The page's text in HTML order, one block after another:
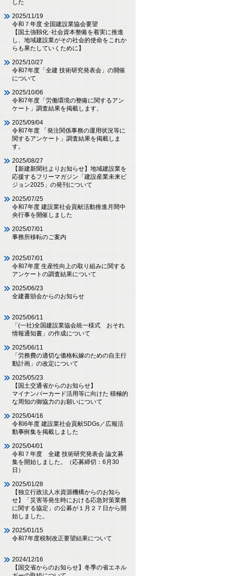
した
2025/11/19
令和７年度 全国建設業協会要望
【国土強靱化･社会資本整備を着実に推進
し、地域建設業がその社会的使命をこれか
らも果たしていくために】
2025/10/27
令和7年度「全建 技術研究発表会」の開催
について
2025/10/06
令和7年度「労働環境の整備に関するアン
ケート」調査結果を掲載します。
2025/09/04
令和7年度 「発注関係事務の運用状況等に
関するアンケート」調査結果を掲載しま
す。
2025/08/27
【新建新聞社よりお知らせ】地域建設業を
応援するフリーマガジン「建設産業未来ビ
ジョン2025」の発刊について
2025/07/25
令和7年度 建設業社会貢献活動推進月間中
央行事を開催しました
2025/07/01
事務所移転のご案内
2025/07/01
令和7年度 生産性向上の取り組みに関する
アンケートの調査結果について
2025/06/23
全建書頒会からのお知らせ
2025/06/11
「(一社)全国建設業協会統一様式 おそれ
情報通知書」の作成について
2025/06/11
「労務費の適切な価格転嫁のための自主行
動計画」の改定について
2025/05/23
【国土交通省からのお知らせ】
マイナンバーカード活用等に向けた 積極的
な周知の御協力のお願いについて
2025/04/16
令和6年度 建設業社会貢献SDGs／広報活
動事例集を掲載しました
2025/04/01
令和７年度 全建 技術研究発表会 論文募
集を開始しました。（応募締切：6月30
日）
2025/01/28
【独立行政法人水資源機構からのお知ら
せ】「災害等発生時における応急対策業務
に関する協定」の公募が１月２７日から開
始しました。
2025/01/15
令和7年度税制改正要望結果について
2024/12/16
【国交省からのお知らせ】冬季の省エネル